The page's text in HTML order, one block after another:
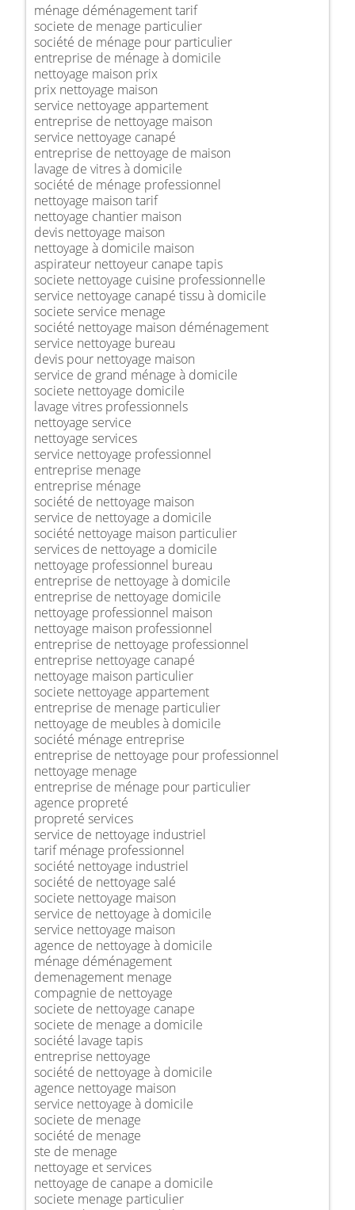
ménage déménagement tarif
societe de menage particulier
société de ménage pour particulier
entreprise de ménage à domicile
nettoyage maison prix
prix nettoyage maison
service nettoyage appartement
entreprise de nettoyage maison
service nettoyage canapé
entreprise de nettoyage de maison
lavage de vitres à domicile
société de ménage professionnel
nettoyage maison tarif
nettoyage chantier maison
devis nettoyage maison
nettoyage à domicile maison
aspirateur nettoyeur canape tapis
societe nettoyage cuisine professionnelle
service nettoyage canapé tissu à domicile
societe service menage
société nettoyage maison déménagement
service nettoyage bureau
devis pour nettoyage maison
service de grand ménage à domicile
societe nettoyage domicile
lavage vitres professionnels
nettoyage service
nettoyage services
service nettoyage professionnel
entreprise menage
entreprise ménage
société de nettoyage maison
service de nettoyage a domicile
société nettoyage maison particulier
services de nettoyage a domicile
nettoyage professionnel bureau
entreprise de nettoyage à domicile
entreprise de nettoyage domicile
nettoyage professionnel maison
nettoyage maison professionnel
entreprise de nettoyage professionnel
entreprise nettoyage canapé
nettoyage maison particulier
societe nettoyage appartement
entreprise de menage particulier
nettoyage de meubles à domicile
société ménage entreprise
entreprise de nettoyage pour professionnel
nettoyage menage
entreprise de ménage pour particulier
agence propreté
propreté services
service de nettoyage industriel
tarif ménage professionnel
société nettoyage industriel
société de nettoyage salé
societe nettoyage maison
service de nettoyage à domicile
service nettoyage maison
agence de nettoyage à domicile
ménage déménagement
demenagement menage
compagnie de nettoyage
societe de nettoyage canape
societe de menage a domicile
société lavage tapis
entreprise nettoyage
société de nettoyage à domicile
agence nettoyage maison
service nettoyage à domicile
societe de menage
société de menage
ste de menage
nettoyage et services
nettoyage de canape a domicile
societe menage particulier